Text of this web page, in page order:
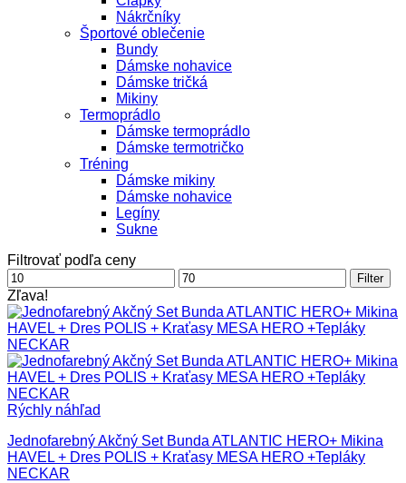
Nákrčníky
Športové oblečenie
Bundy
Dámske nohavice
Dámske tričká
Mikiny
Termoprádlo
Dámske termoprádlo
Dámske termotričko
Tréning
Dámske mikiny
Dámske nohavice
Legíny
Sukne
Filtrovať podľa ceny
Minimálna
cena
Maximálna
cena
Filter
Zľava!
Rýchly náhľad
Jednofarebný Akčný Set Bunda ATLANTIC HERO+ Mikina
HAVEL + Dres POLIS + Kraťasy MESA HERO +Tepláky
NECKAR